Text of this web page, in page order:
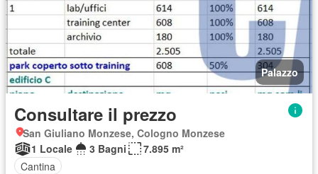
Palazzo
Consultare il prezzo
San Giuliano Monzese, Cologno Monzese
1 Locale
3 Bagni
7.895 m²
Cantina